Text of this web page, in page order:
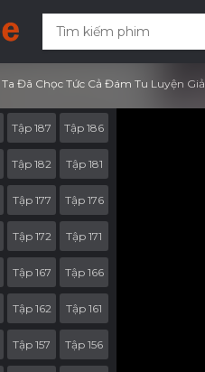
Ta Đã Chọc Tức Cả Đám Tu Luyện Giả
Tập 187 Tập 186
Tập 182 Tập 181
Tập 177 Tập 176
Tập 172 Tập 171
Tập 167 Tập 166
Tập 162 Tập 161
Tập 157 Tập 156